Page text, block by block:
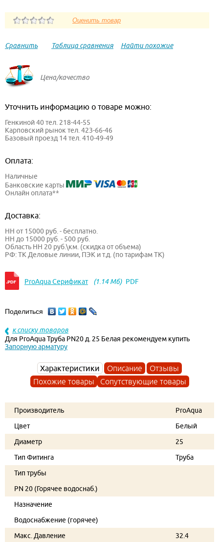
Сравнить Таблица сравнения Найти похожие
Цена/качество
Уточнить информацию о товаре можно:
Генкиной 40 тел. 218-44-55
Карповский рынок тел. 423-66-46
Базовый проезд 14 тел. 410-49-49
Оплата:
Наличные
Банковские карты
Онлайн оплата**
Доставка:
НН от 15000 руб. - бесплатно.
НН до 15000 руб. - 500 руб.
Область НН 20 руб.\км. (скидка от объема)
РФ: ТК Деловые линии, ПЭК и т.д. (по тарифам ТК)
ProAqua Серификат (1.14 Мб) PDF
Поделиться
к списку товаров
Для ProAqua Труба PN20 д. 25 Белая рекомендуем купить
Запорную арматуру
Характеристики Описание
Отзывы
Похожие товары
Сопутствующие товары
Производитель
ProAqua
Цвет
Белый
Диаметр
25
Тип Фитинга
Труба
Тип трубы
PN 20 (Горячее водоснаб.)
Назначение
Водоснабжение (горячее)
Макс. Давление
32.4